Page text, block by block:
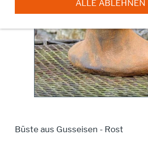
Büste aus Gusseisen - Rost
ALLE ABLEHNEN